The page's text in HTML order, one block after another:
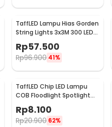
TaffLED Lampu Hias Gorden
String Lights 3x3M 300 LED
Rp57.500
Rp96.900 41%
TaffLED Chip LED Lampu
COB Floodlight Spotlight
220V Cool White 6000K
50W - COB4060-AC220-
50
Rp8.100
Rp20.900 62%